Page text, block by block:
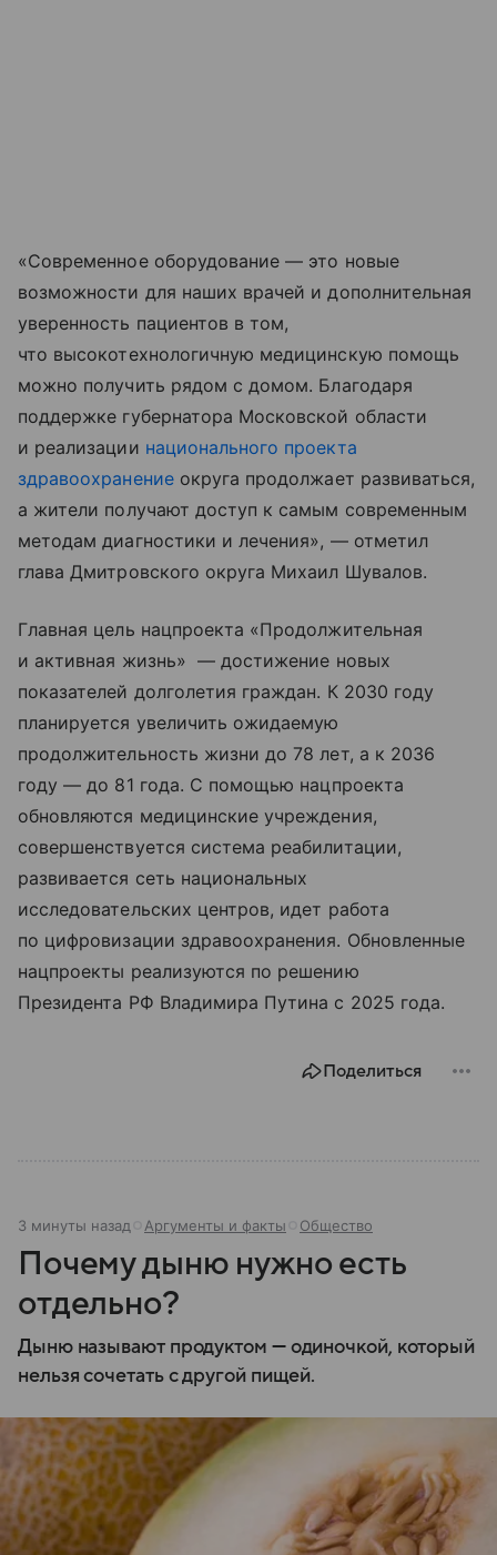
«Современное оборудование — это новые
возможности для наших врачей и дополнительная
уверенность пациентов в том,
что высокотехнологичную медицинскую помощь
можно получить рядом с домом. Благодаря
поддержке губернатора Московской области
и реализации национального проекта
здравоохранениеокруга продолжает развиваться,
а жители получают доступ к самым современным
методам диагностики и лечения», — отметил
глава Дмитровского округа Михаил Шувалов.
Главная цель нацпроекта «Продолжительная
и активная жизнь» — достижение новых
показателей долголетия граждан. К 2030 году
планируется увеличить ожидаемую
продолжительность жизни до 78 лет, а к 2036
году — до 81 года. С помощью нацпроекта
обновляются медицинские учреждения,
совершенствуется система реабилитации,
развивается сеть национальных
исследовательских центров, идет работа
по цифровизации здравоохранения. Обновленные
нацпроекты реализуются по решению
Президента РФ Владимира Путина с 2025 года.
Поделиться
3 минуты назад Аргументы и факты Общество
Почему дыню нужно есть
отдельно?
Дыню называют продуктом — одиночкой, который
нельзя сочетать с другой пищей.